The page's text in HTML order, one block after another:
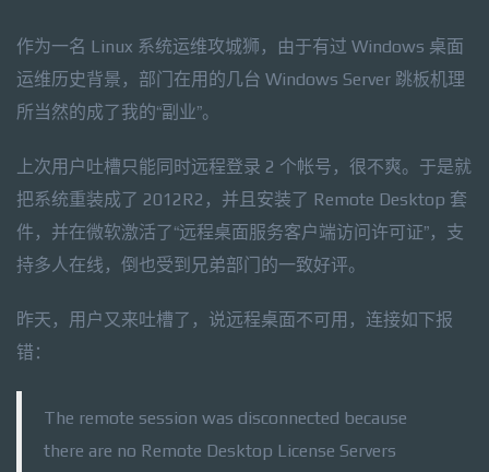
作为一名 Linux 系统运维攻城狮，由于有过 Windows 桌面
运维历史背景，部门在用的几台 Windows Server 跳板机理
所当然的成了我的“副业”。
上次用户吐槽只能同时远程登录 2 个帐号，很不爽。于是就
把系统重装成了 2012R2，并且安装了 Remote Desktop 套
件，并在微软激活了“远程桌面服务客户端访问许可证”，支
持多人在线，倒也受到兄弟部门的一致好评。
昨天，用户又来吐槽了，说远程桌面不可用，连接如下报
错：
The remote session was disconnected because
there are no Remote Desktop License Servers